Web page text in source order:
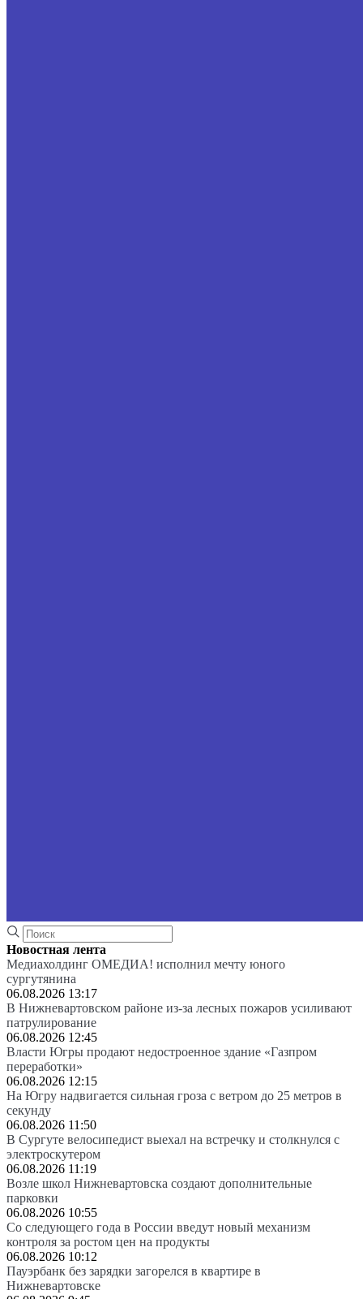
Новостная лента
Медиахолдинг ОМЕДИА! исполнил мечту юного
сургутянина
06.08.2026 13:17
В Нижневартовском районе из-за лесных пожаров усиливают
патрулирование
06.08.2026 12:45
Власти Югры продают недостроенное здание «Газпром
переработки»
06.08.2026 12:15
На Югру надвигается сильная гроза с ветром до 25 метров в
секунду
06.08.2026 11:50
В Сургуте велосипедист выехал на встречку и столкнулся с
электроскутером
06.08.2026 11:19
Возле школ Нижневартовска создают дополнительные
парковки
06.08.2026 10:55
Со следующего года в России введут новый механизм
контроля за ростом цен на продукты
06.08.2026 10:12
Пауэрбанк без зарядки загорелся в квартире в
Нижневартовске